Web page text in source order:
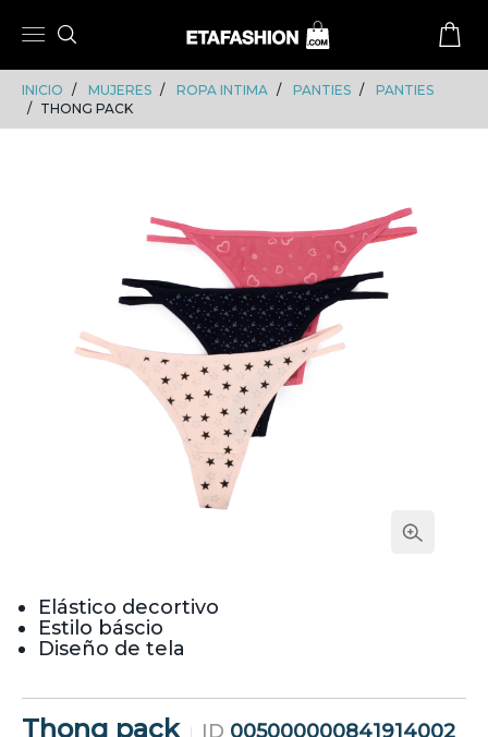
INICIO MUJERES ROPA INTIMA PANTIES
PANTIES
THONG PACK
Elástico decortivo
Estilo báscio
Diseño de tela
Thong pack ID 005000000841914002